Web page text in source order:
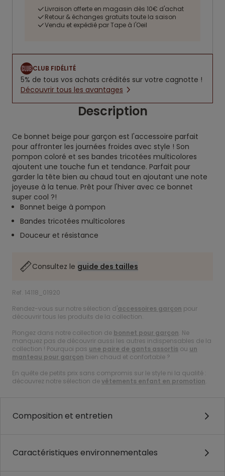
Livraison offerte en magasin dès 10€ d'achat
Retour & échanges gratuits toute la saison
Vendu et expédié par Tape à l'Oeil
CLUB FIDÉLITÉ
5% de tous vos achats crédités sur votre cagnotte !
Découvrir tous les avantages
Description
Ce bonnet beige pour garçon est l'accessoire parfait
pour affronter les journées froides avec style ! Son
pompon coloré et ses bandes tricotées multicolores
ajoutent une touche fun et tendance. Parfait pour
garder la tête bien au chaud tout en ajoutant une note
joyeuse à la tenue. Prêt pour l'hiver avec ce bonnet
super cool ?!
Bonnet beige à pompon
Bandes tricotées multicolores
Douceur et résistance
Consultez le guide des tailles
Ref. 14118_01920
Rendez-vous sur notre sélection d'accessoires garçon pour
découvrir tous les produits de la collection.
Plongez dans notre collection de bonnet pour garçon. Ne
manquez pas de découvrir aussi les autres indispensables de la
collection ! Pourquoi pas une paire de gants assortis ou un
manteau pour garçon bien chaud et confortable ?
En quête de petits prix sans compromis sur le style ni la qualité :
découvrez notre sélection devêtements enfant en promotion.
Composition et entretien
Caractéristiques environnementales